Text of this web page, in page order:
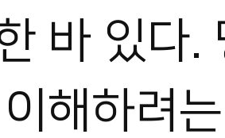
바 있다.
해하려